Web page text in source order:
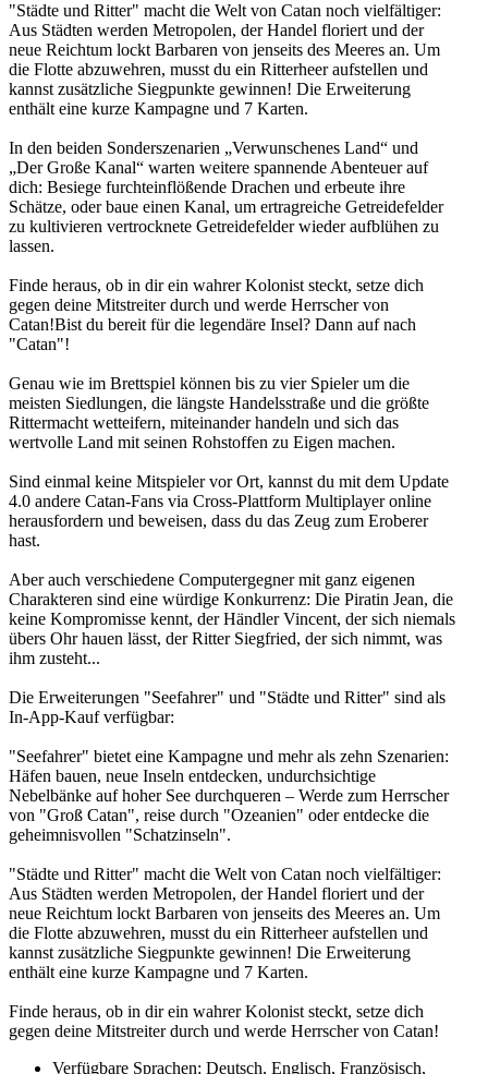
"Städte und Ritter" macht die Welt von Catan noch vielfältiger:
Aus Städten werden Metropolen, der Handel floriert und der
neue Reichtum lockt Barbaren von jenseits des Meeres an. Um
die Flotte abzuwehren, musst du ein Ritterheer aufstellen und
kannst zusätzliche Siegpunkte gewinnen! Die Erweiterung
enthält eine kurze Kampagne und 7 Karten.
In den beiden Sonderszenarien „Verwunschenes Land“ und
„Der Große Kanal“ warten weitere spannende Abenteuer auf
dich: Besiege furchteinflößende Drachen und erbeute ihre
Schätze, oder baue einen Kanal, um ertragreiche Getreidefelder
zu kultivieren vertrocknete Getreidefelder wieder aufblühen zu
lassen.
Finde heraus, ob in dir ein wahrer Kolonist steckt, setze dich
gegen deine Mitstreiter durch und werde Herrscher von
Catan!Bist du bereit für die legendäre Insel? Dann auf nach
"Catan"!
Genau wie im Brettspiel können bis zu vier Spieler um die
meisten Siedlungen, die längste Handelsstraße und die größte
Rittermacht wetteifern, miteinander handeln und sich das
wertvolle Land mit seinen Rohstoffen zu Eigen machen.
Sind einmal keine Mitspieler vor Ort, kannst du mit dem Update
4.0 andere Catan-Fans via Cross-Plattform Multiplayer online
herausfordern und beweisen, dass du das Zeug zum Eroberer
hast.
Aber auch verschiedene Computergegner mit ganz eigenen
Charakteren sind eine würdige Konkurrenz: Die Piratin Jean, die
keine Kompromisse kennt, der Händler Vincent, der sich niemals
übers Ohr hauen lässt, der Ritter Siegfried, der sich nimmt, was
ihm zusteht...
Die Erweiterungen "Seefahrer" und "Städte und Ritter" sind als
In-App-Kauf verfügbar:
"Seefahrer" bietet eine Kampagne und mehr als zehn Szenarien:
Häfen bauen, neue Inseln entdecken, undurchsichtige
Nebelbänke auf hoher See durchqueren – Werde zum Herrscher
von "Groß Catan", reise durch "Ozeanien" oder entdecke die
geheimnisvollen "Schatzinseln".
"Städte und Ritter" macht die Welt von Catan noch vielfältiger:
Aus Städten werden Metropolen, der Handel floriert und der
neue Reichtum lockt Barbaren von jenseits des Meeres an. Um
die Flotte abzuwehren, musst du ein Ritterheer aufstellen und
kannst zusätzliche Siegpunkte gewinnen! Die Erweiterung
enthält eine kurze Kampagne und 7 Karten.
Finde heraus, ob in dir ein wahrer Kolonist steckt, setze dich
gegen deine Mitstreiter durch und werde Herrscher von Catan!
Verfügbare Sprachen: Deutsch, Englisch, Französisch,